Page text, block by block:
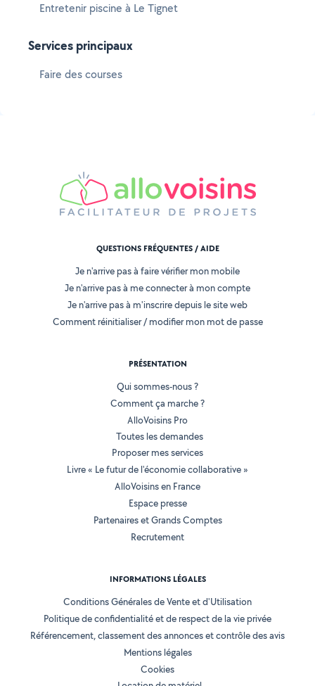
Entretenir piscine à Le Tignet
Services principaux
Faire des courses
QUESTIONS FRÉQUENTES / AIDE
Je n'arrive pas à faire vérifier mon mobile
Je n'arrive pas à me connecter à mon compte
Je n'arrive pas à m'inscrire depuis le site web
Comment réinitialiser / modifier mon mot de passe
PRÉSENTATION
Qui sommes-nous ?
Comment ça marche ?
AlloVoisins Pro
Toutes les demandes
Proposer mes services
Livre « Le futur de l'économie collaborative »
AlloVoisins en France
Espace presse
Partenaires et Grands Comptes
Recrutement
INFORMATIONS LÉGALES
Conditions Générales de Vente et d'Utilisation
Politique de confidentialité et de respect de la vie privée
Référencement, classement des annonces et contrôle des avis
Mentions légales
Cookies